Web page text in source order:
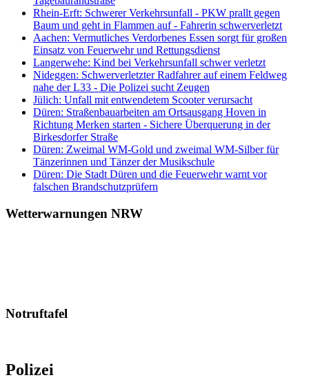
Rhein-Erft: Schwerer Verkehrsunfall - PKW prallt gegen
Baum und geht in Flammen auf - Fahrerin schwerverletzt
Aachen: Vermutliches Verdorbenes Essen sorgt für großen
Einsatz von Feuerwehr und Rettungsdienst
Langerwehe: Kind bei Verkehrsunfall schwer verletzt
Nideggen: Schwerverletzter Radfahrer auf einem Feldweg
nahe der L33 - Die Polizei sucht Zeugen
Jülich: Unfall mit entwendetem Scooter verursacht
Düren: Straßenbauarbeiten am Ortsausgang Hoven in
Richtung Merken starten - Sichere Überquerung in der
Birkesdorfer Straße
Düren: Zweimal WM-Gold und zweimal WM-Silber für
Tänzerinnen und Tänzer der Musikschule
Düren: Die Stadt Düren und die Feuerwehr warnt vor
falschen Brandschutzprüfern
Wetterwarnungen NRW
Notruftafel
Polizei